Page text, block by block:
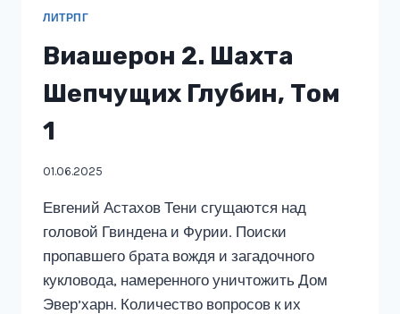
ЛИТРПГ
Виашерон 2. Шахта
Шепчущих Глубин, Том
1
01.06.2025
Евгений Астахов Тени сгущаются над
головой Гвиндена и Фурии. Поиски
пропавшего брата вождя и загадочного
кукловода, намеренного уничтожить Дом
Эвер’харн. Количество вопросов к их